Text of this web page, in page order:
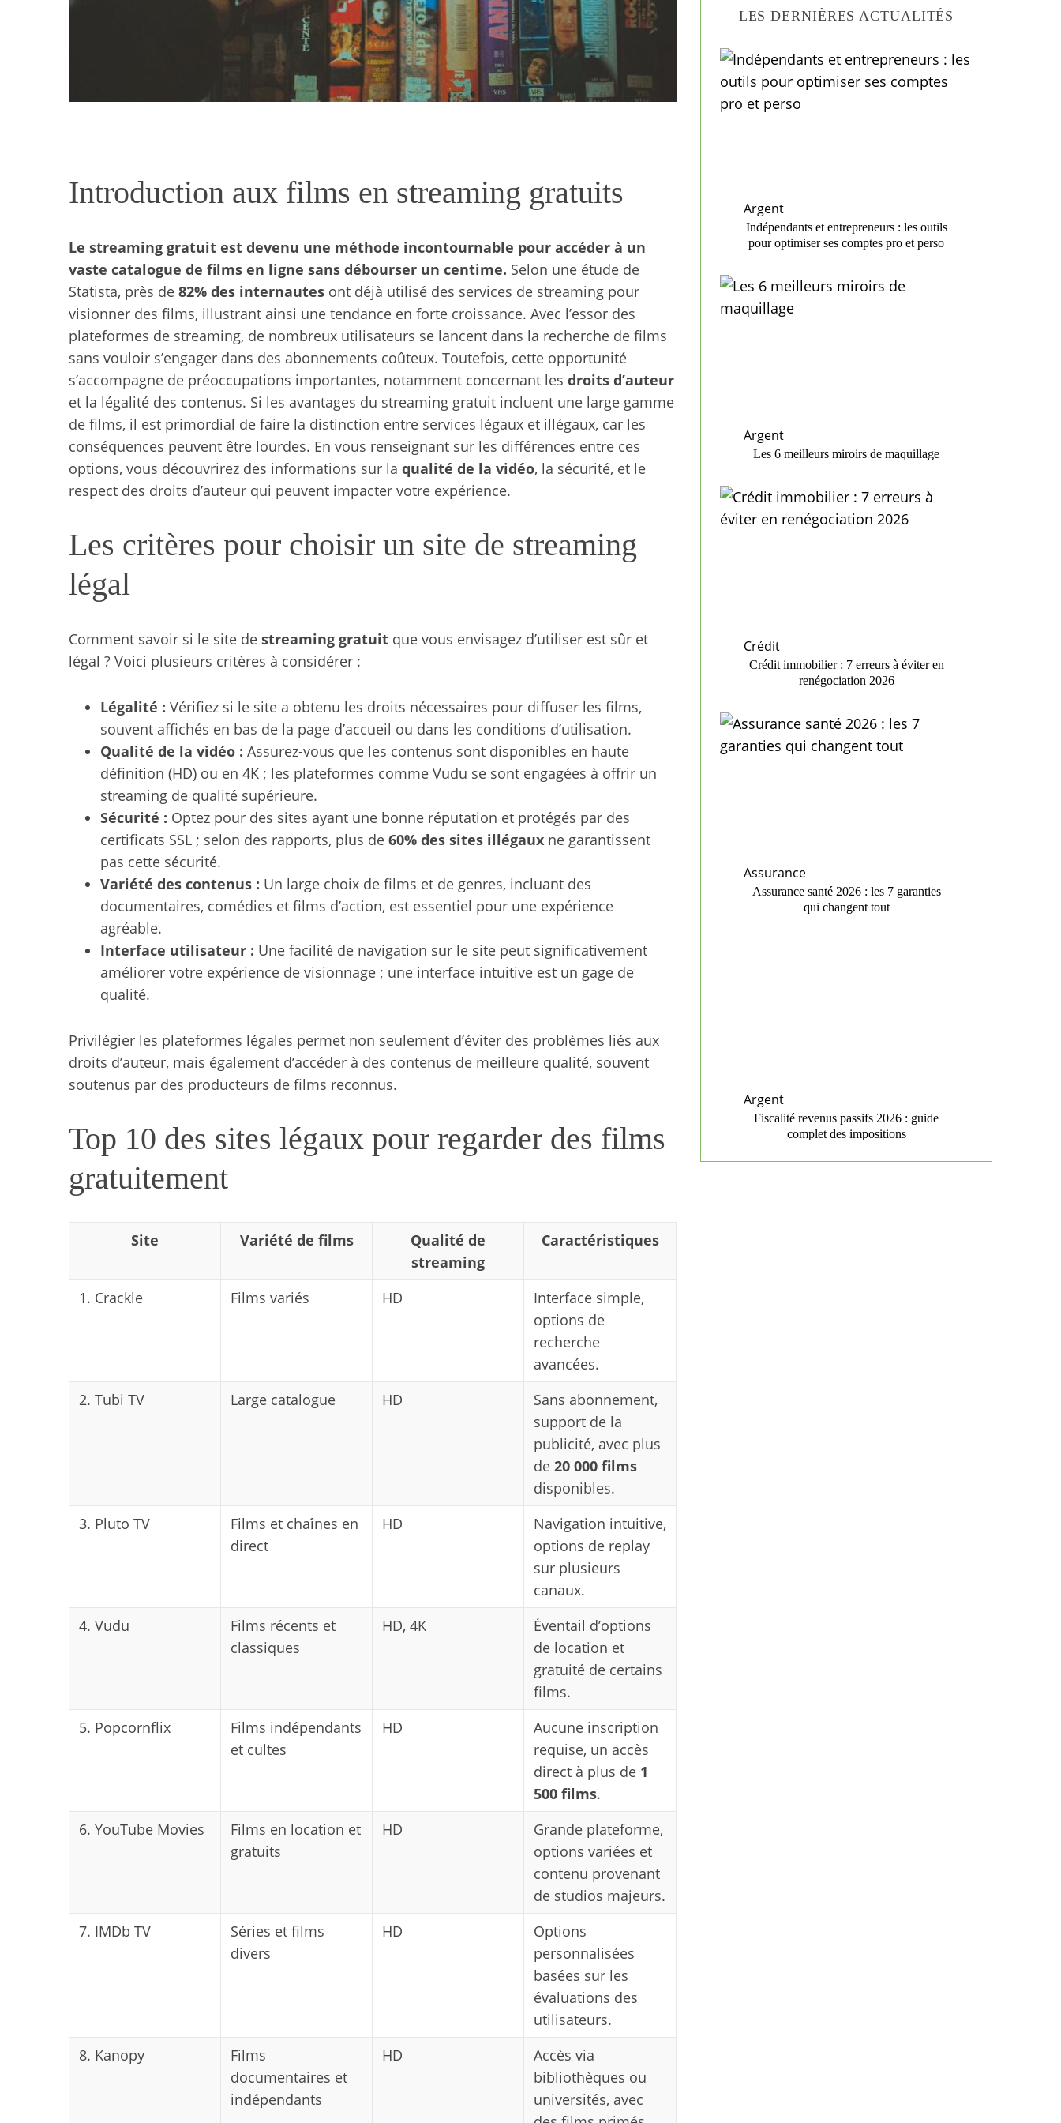
Introduction aux films en streaming gratuits
Le streaming gratuit est devenu une méthode incontournable pour accéder à un
vaste catalogue de films en ligne sans débourser un centime. Selon une étude de
Statista, près de 82% des internautes ont déjà utilisé des services de streaming pour
visionner des films, illustrant ainsi une tendance en forte croissance. Avec l’essor des
plateformes de streaming, de nombreux utilisateurs se lancent dans la recherche de films
sans vouloir s’engager dans des abonnements coûteux. Toutefois, cette opportunité
s’accompagne de préoccupations importantes, notamment concernant les droits d’auteur
et la légalité des contenus. Si les avantages du streaming gratuit incluent une large gamme
de films, il est primordial de faire la distinction entre services légaux et illégaux, car les
conséquences peuvent être lourdes. En vous renseignant sur les différences entre ces
options, vous découvrirez des informations sur la qualité de la vidéo, la sécurité, et le
respect des droits d’auteur qui peuvent impacter votre expérience.
Les critères pour choisir un site de streaming
légal
Comment savoir si le site de streaming gratuit que vous envisagez d’utiliser est sûr et
légal ? Voici plusieurs critères à considérer :
Légalité : Vérifiez si le site a obtenu les droits nécessaires pour diffuser les films,
souvent affichés en bas de la page d’accueil ou dans les conditions d’utilisation.
Qualité de la vidéo : Assurez-vous que les contenus sont disponibles en haute
définition (HD) ou en 4K ; les plateformes comme Vudu se sont engagées à offrir un
streaming de qualité supérieure.
Sécurité : Optez pour des sites ayant une bonne réputation et protégés par des
certificats SSL ; selon des rapports, plus de 60% des sites illégaux ne garantissent
pas cette sécurité.
Variété des contenus : Un large choix de films et de genres, incluant des
documentaires, comédies et films d’action, est essentiel pour une expérience
agréable.
Interface utilisateur : Une facilité de navigation sur le site peut significativement
améliorer votre expérience de visionnage ; une interface intuitive est un gage de
qualité.
Privilégier les plateformes légales permet non seulement d’éviter des problèmes liés aux
droits d’auteur, mais également d’accéder à des contenus de meilleure qualité, souvent
soutenus par des producteurs de films reconnus.
Top 10 des sites légaux pour regarder des films
gratuitement
Site Variété de films
Qualité de
streaming
Caractéristiques
1. Crackle Films variés HD
Interface simple,
options de
recherche
avancées.
2. Tubi TV
Large catalogue HD
Sans abonnement,
support de la
publicité, avec plus
de 20 000 films
disponibles.
3. Pluto TV
Films et chaînes en
direct
HD
Navigation intuitive,
options de replay
sur plusieurs
canaux.
4. Vudu
Films récents et
classiques
HD, 4K
Éventail d’options
de location et
gratuité de certains
films.
5. Popcornflix
Films indépendants
et cultes
HD
Aucune inscription
requise, un accès
direct à plus de 1
500 films.
6. YouTube Movies
Films en location et
gratuits
HD
Grande plateforme,
options variées et
contenu provenant
de studios majeurs.
7. IMDb TV
Séries et films
divers
HD
Options
personnalisées
basées sur les
évaluations des
utilisateurs.
8. Kanopy
Films
documentaires et
indépendants
HD
Accès via
bibliothèques ou
universités, avec
LES DERNIÈRES ACTUALITÉS
Argent
Indépendants et entrepreneurs : les outils
pour optimiser ses comptes pro et perso
Argent
Les 6 meilleurs miroirs de maquillage
Crédit
Crédit immobilier : 7 erreurs à éviter en
renégociation 2026
Assurance
Assurance santé 2026 : les 7 garanties
qui changent tout
Argent
Fiscalité revenus passifs 2026 : guide
complet des impositions
e
a
r
c
h
f
o
: